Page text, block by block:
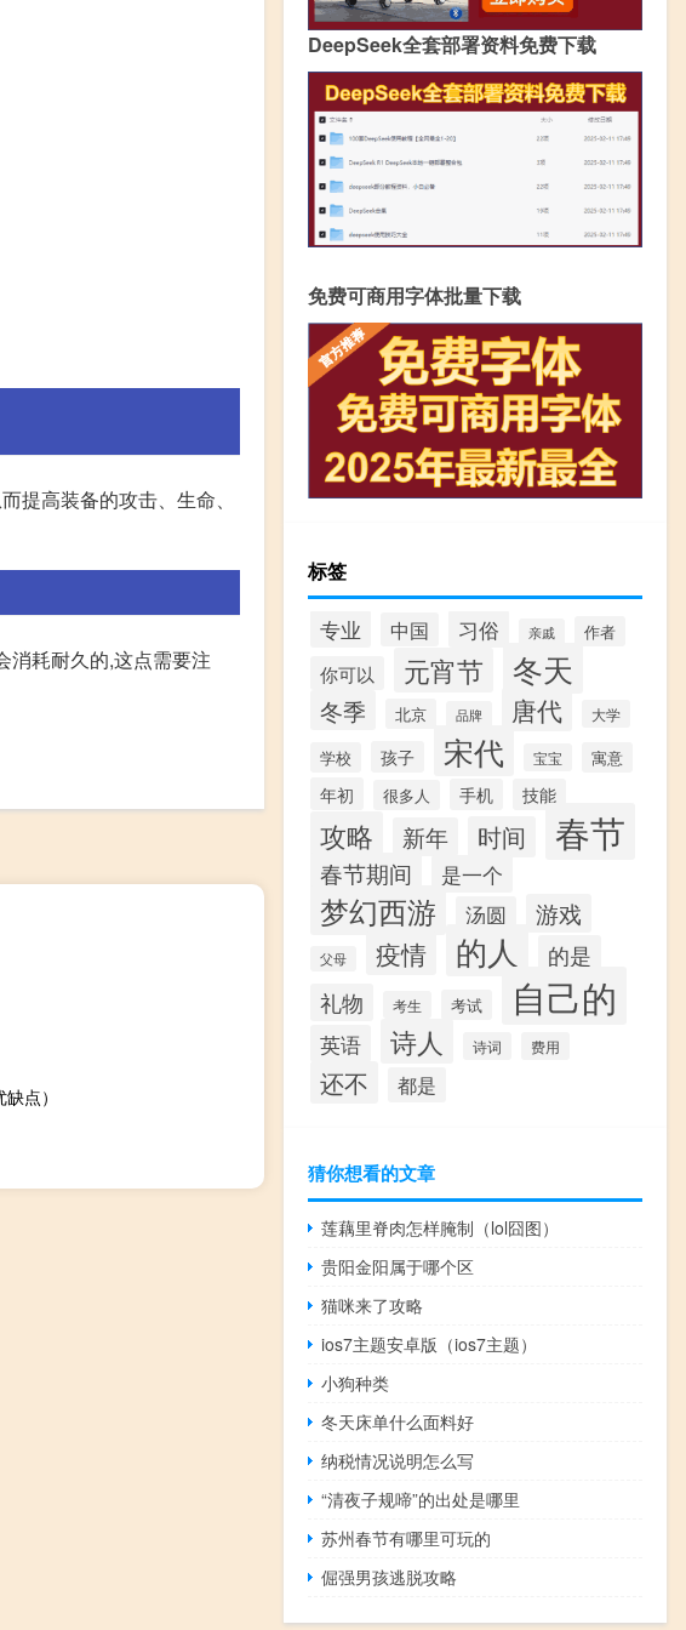
提高装备的攻击、生命、
消耗耐久的,这点需要注
点）
DeepSeek全套部署资料免费下载
免费可商用字体批量下载
标签
专业 中国 习俗 亲戚 作者
你可以 元宵节 冬天
冬季 北京 品牌 唐代 大学
学校 孩子 宋代 宝宝 寓意
年初 很多人 手机 技能
攻略 新年 时间 春节
春节期间 是一个
梦幻西游 汤圆 游戏
父母 疫情 的人 的是
礼物 考生 考试 自己的
英语 诗人 诗词 费用
还不 都是
猜你想看的文章
莲藕里脊肉怎样腌制（lol囧图）
贵阳金阳属于哪个区
猫咪来了攻略
ios7主题安卓版（ios7主题）
小狗种类
冬天床单什么面料好
纳税情况说明怎么写
“清夜子规啼”的出处是哪里
苏州春节有哪里可玩的
倔强男孩逃脱攻略